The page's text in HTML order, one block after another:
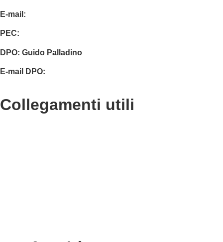
E-mail:
PEC:
DPO: Guido Palladino
E-mail DPO:
collegamenti utili